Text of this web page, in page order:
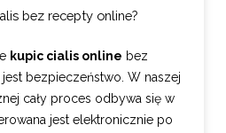
bez recepty online?
kupic cialis online bez
bezpieczeństwo. W naszej
cały proces odbywa się w
jest elektronicznie po